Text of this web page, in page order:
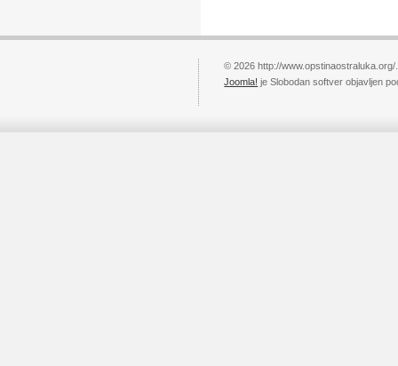
© 2026 http://
Joomla! je Slobodan softver objavljen